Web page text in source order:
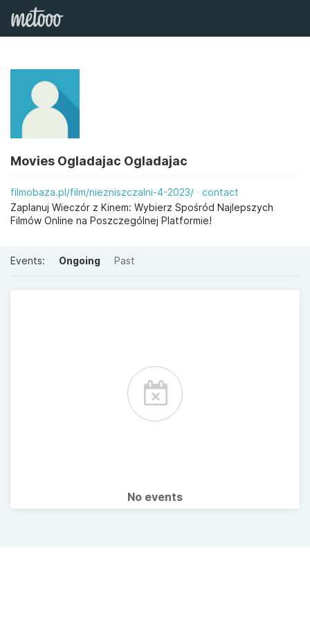
Movies Ogladajac Ogladajac
filmobaza.pl/film/niezniszczalni-4-2023/
contact
Zaplanuj Wieczór z Kinem: Wybierz Spośród Najlepszych
Filmów Online na Poszczególnej Platformie!
Events: Ongoing Past
No events